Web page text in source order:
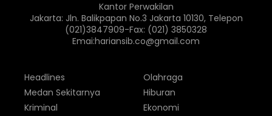
Kantor Perwakilan
Jakarta: Jln. Balikpapan No.3 Jakarta 10130, Telepon
(021)3847909-Fax: (021) 3850328
Emai:hariansib.co@gmail.com
Headlines
Medan Sekitarnya
Kriminal
Olahraga
Hiburan
Ekonomi